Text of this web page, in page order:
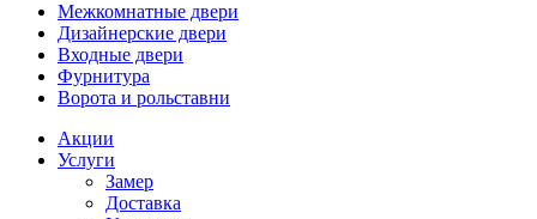
Межкомнатные двери
Дизайнерские двери
Входные двери
Фурнитура
Ворота и рольставни
Акции
Услуги
Замер
Доставка